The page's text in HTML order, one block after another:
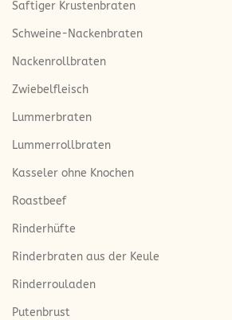
Saftiger Krustenbraten
Schweine-Nackenbraten
Nackenrollbraten
Zwiebelfleisch
Lummerbraten
Lummerrollbraten
Kasseler ohne Knochen
Roastbeef
Rinderhüfte
Rinderbraten aus der Keule
Rinderrouladen
Putenbrust